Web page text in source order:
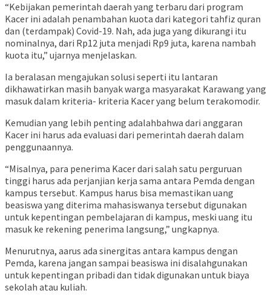
“Kebijakan pemerintah daerah yang terbaru dari program
Kacer ini adalah penambahan kuota dari kategori tahfiz quran
dan (terdampak) Covid-19. Nah, ada juga yang dikurangi itu
nominalnya, dari Rp12 juta menjadi Rp9 juta, karena nambah
kuota itu,” ujarnya menjelaskan.
Ia beralasan mengajukan solusi seperti itu lantaran
dikhawatirkan masih banyak warga masyarakat Karawang yang
masuk dalam kriteria- kriteria Kacer yang belum terakomodir.
Kemudian yang lebih penting adalahbahwa dari anggaran
Kacer ini harus ada evaluasi dari pemerintah daerah dalam
penggunaannya.
“Misalnya, para penerima Kacer dari salah satu perguruan
tinggi harus ada perjanjian kerja sama antara Pemda dengan
kampus tersebut. Kampus harus bisa memastikan uang
beasiswa yang diterima mahasiswanya tersebut digunakan
untuk kepentingan pembelajaran di kampus, meski uang itu
masuk ke rekening penerima langsung,” ungkapnya.
Menurutnya, aarus ada sinergitas antara kampus dengan
Pemda, karena jangan sampai beasiswa ini disalahgunakan
untuk kepentingan pribadi dan tidak digunakan untuk biaya
sekolah atau kuliah.